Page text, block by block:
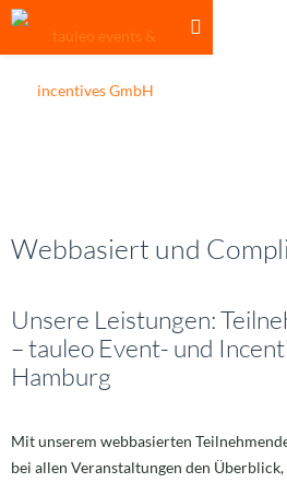
Webbasiert und
Unsere Leistungen:
– tauleo Event- und
Hamburg
Mit unserem webbasierten
bei allen Veranstaltungen den